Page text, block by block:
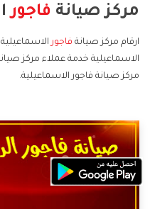
مركز صيانة فاجور
ارقام مركز صيانة فاجور
الاسماعيلية خدمة عملاء مركز
مركز صيانة فاجور الاسماعيلية.